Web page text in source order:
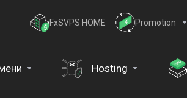
FxSVPS HOME Promotion
Hosting